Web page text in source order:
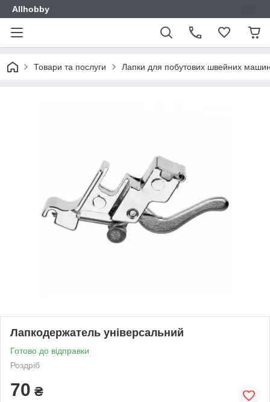
Allhobby
Товари та послуги Лапки для побутових швейних
Лапкодержатель універсальний
Готово до відправки
Роздріб
70 ₴